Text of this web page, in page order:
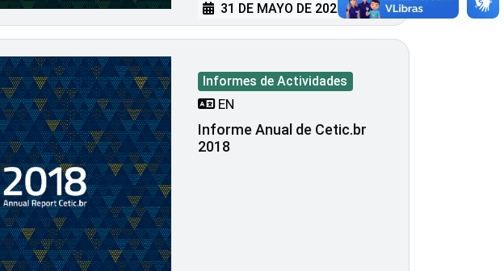
31 DE MAYO DE 2021
Informes de Actividades
EN
Informe Anual de Cetic.br
2018